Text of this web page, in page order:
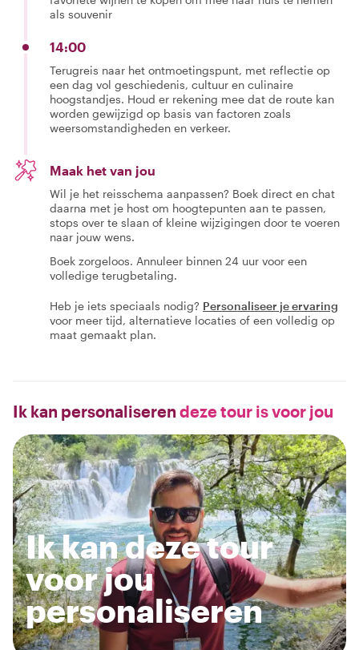
als souvenir
14:00
Terugreis naar het ontmoetingspunt, met reflectie op
een dag vol geschiedenis, cultuur en culinaire
hoogstandjes. Houd er rekening mee dat de route kan
worden gewijzigd op basis van factoren zoals
weersomstandigheden en verkeer.
Maak het van jou
Wil je het reisschema aanpassen? Boek direct en chat
daarna met je host om hoogtepunten aan te passen,
stops over te slaan of kleine wijzigingen door te voeren
naar jouw wens.
Boek zorgeloos. Annuleer binnen 24 uur voor een
volledige terugbetaling.
Heb je iets speciaals nodig? Personaliseer je ervaring
voor meer tijd, alternatieve locaties of een volledig op
maat gemaakt plan.
Ik kan personaliseren deze tour is voor jou
Ik kan deze tour
voor jou
personaliseren